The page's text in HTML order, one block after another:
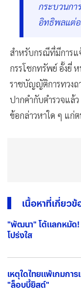
กระบวนกา
อิทธิพลแต่อ
สำหรับกรณีที่มีการแ
กรรโชกทรัพย์ อั้งยี่
ราชบัญญัติการทวงถ
ปากคำกับตำรวจแล้
ข้อกล่าวหาใด ๆ แก่
เนื้อหาที่เกี่ยวข้
"พัฒนา" โต้แลกหมัด!
โปร่งใส
เหตุใดไทยแพ้เกมกา
"ล็อบบี้ยิสต์"